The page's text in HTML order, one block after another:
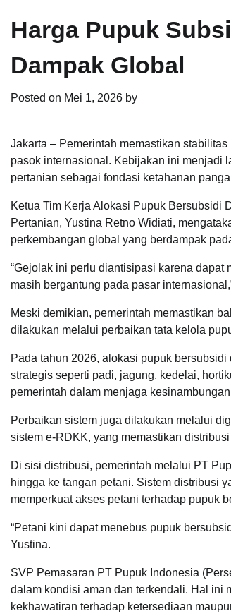
Harga Pupuk
Dampak Global
Posted on Mei 1, 2026 by
Jakarta – Pemerintah memastikan
pasok internasional. Kebijakan ini menjadi
pertanian sebagai fondasi ketahanan
Ketua Tim Kerja Alokasi Pupuk Bersubsidi
Pertanian, Yustina Retno Widiati,
perkembangan global yang berdampak
“Gejolak ini perlu diantisipasi karena dapat
masih bergantung pada pasar
Meski demikian, pemerintah memastikan
dilakukan melalui perbaikan tata kelola
Pada tahun 2026, alokasi pupuk
strategis seperti padi, jagung, kedelai,
pemerintah dalam menjaga
Perbaikan sistem juga dilakukan melalui
sistem e-RDKK, yang memastikan
Di sisi distribusi, pemerintah melalui PT
hingga ke tangan petani. Sistem distribusi
memperkuat akses petani terhadap pupuk
“Petani kini dapat menebus pupuk
Yustina.
SVP Pemasaran PT Pupuk Indonesia
dalam kondisi aman dan terkendali. Hal ini
kekhawatiran terhadap ketersediaan